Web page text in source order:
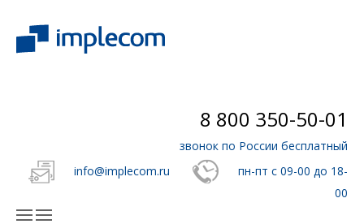
8 800 350-50-01
звонок по России бесплатный
info@implecom.ru
пн-пт с 09-00 до 18-
00